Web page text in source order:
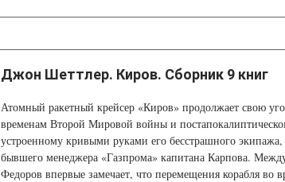
Джон Шеттлер. Киров. Сборник 9 книг
Атомный ракетный крейсер «Киров» продолжает свою
временам Второй Мировой войны и
устроенному кривыми руками его бесстрашного экипажа,
бывшего менеджера «Газпрома» капитана Карпова.
Федоров впервые замечает, что перемещения корабля во